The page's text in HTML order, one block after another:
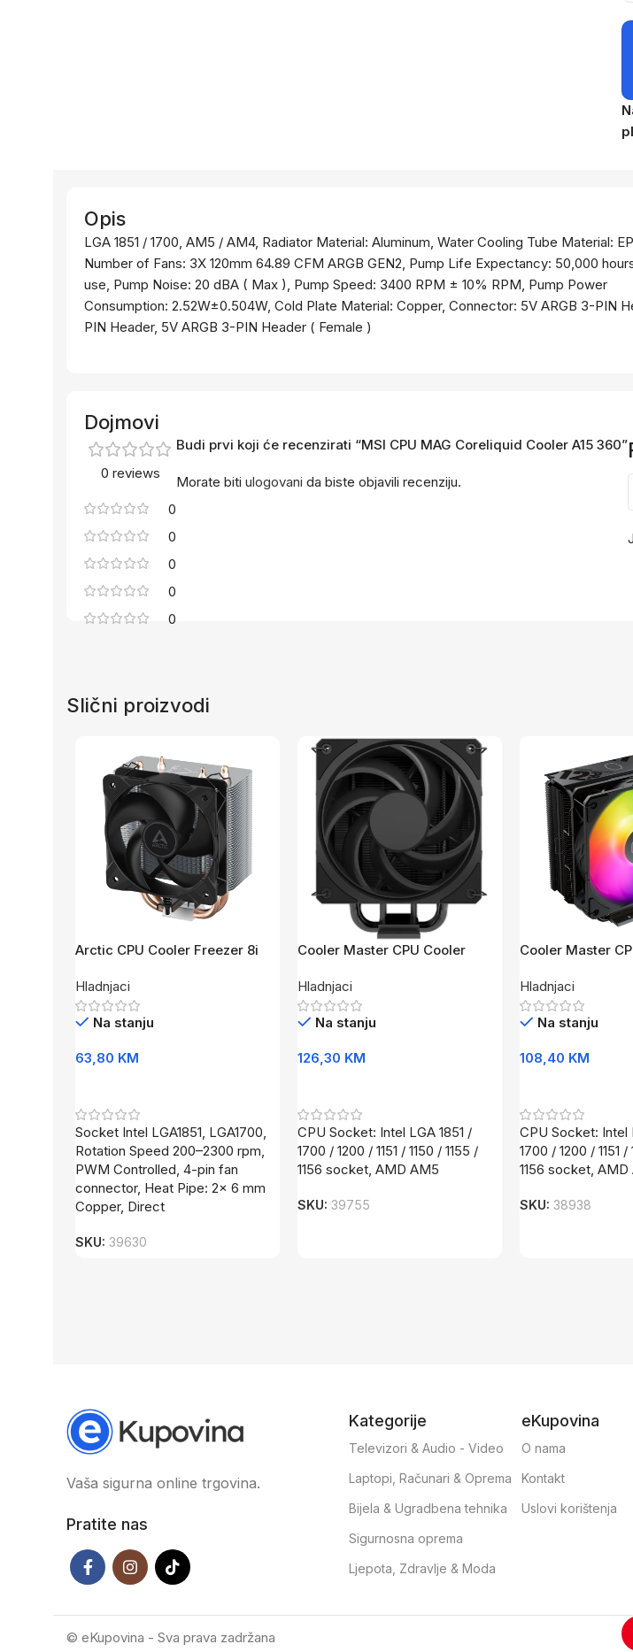
Opis
LGA 1851 / 1700, AM5 / AM4, Radiator Material: Aluminum, Water Cooling Tube Material:
Number of Fans: 3X 120mm 64.89 CFM ARGB GEN2, Pump Life Expectancy: 50,000
use, Pump Noise: 20 dBA ( Max ), Pump Speed: 3400 RPM ± 10% RPM, Pump Power
Consumption: 2.52W±0.504W, Cold Plate Material: Copper, Connector: 5V ARGB 3-PIN
PIN Header, 5V ARGB 3-PIN Header ( Female )
Dojmovi
0 reviews
0
0
0
0
0
Budi prvi koji će recenzirati “MSI CPU MAG Coreliquid Cooler A15 360”
Morate biti ulogovani da biste objavili recenziju.
Slični proizvodi
Arctic CPU Cooler Freezer 8i
Hladnjaci
Na stanju
63,80 KM
Socket Intel LGA1851, LGA1700,
Rotation Speed 200–2300 rpm,
PWM Controlled, 4-pin fan
connector, Heat Pipe: 2x 6 mm
Copper, Direct
SKU: 39630
Cooler Master CPU Cooler
Hladnjaci
Na stanju
126,30 KM
CPU Socket: Intel LGA 1851 /
1700 / 1200 / 1151 / 1150 / 1155 /
1156 socket, AMD AM5
SKU: 39755
Cooler Master
Hladnjaci
Na stanju
108,40 KM
CPU Socket: Intel
1700 / 1200 / 1151 /
1156 socket, AMD
SKU: 38938
Vaša sigurna online trgovina.
Pratite nas
Kategorije
Televizori & Audio - Video
Laptopi, Računari & Oprema
Bijela & Ugradbena tehnika
Sigurnosna oprema
Ljepota, Zdravlje & Moda
eKupovina
O nama
Kontakt
Uslovi korištenja
© eKupovina - Sva prava zadržana